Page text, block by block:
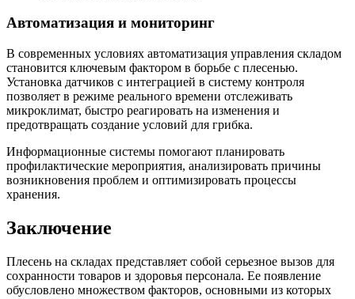
Автоматизация и мониторинг
В современных условиях автоматизация управления складом
становится ключевым фактором в борьбе с плесенью.
Установка датчиков с интеграцией в систему контроля
позволяет в режиме реального времени отслеживать
микроклимат, быстро реагировать на изменения и
предотвращать создание условий для грибка.
Информационные системы помогают планировать
профилактические мероприятия, анализировать причины
возникновения проблем и оптимизировать процессы
хранения.
Заключение
Плесень на складах представляет собой серьезное вызов для
сохранности товаров и здоровья персонала. Ее появление
обусловлено множеством факторов, основными из которых